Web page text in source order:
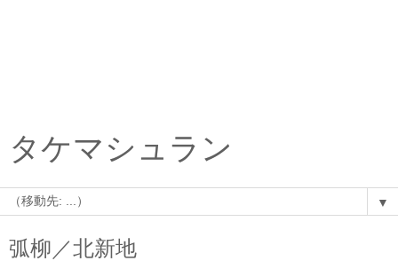
タケマシュラン
▼
弧柳／北新地